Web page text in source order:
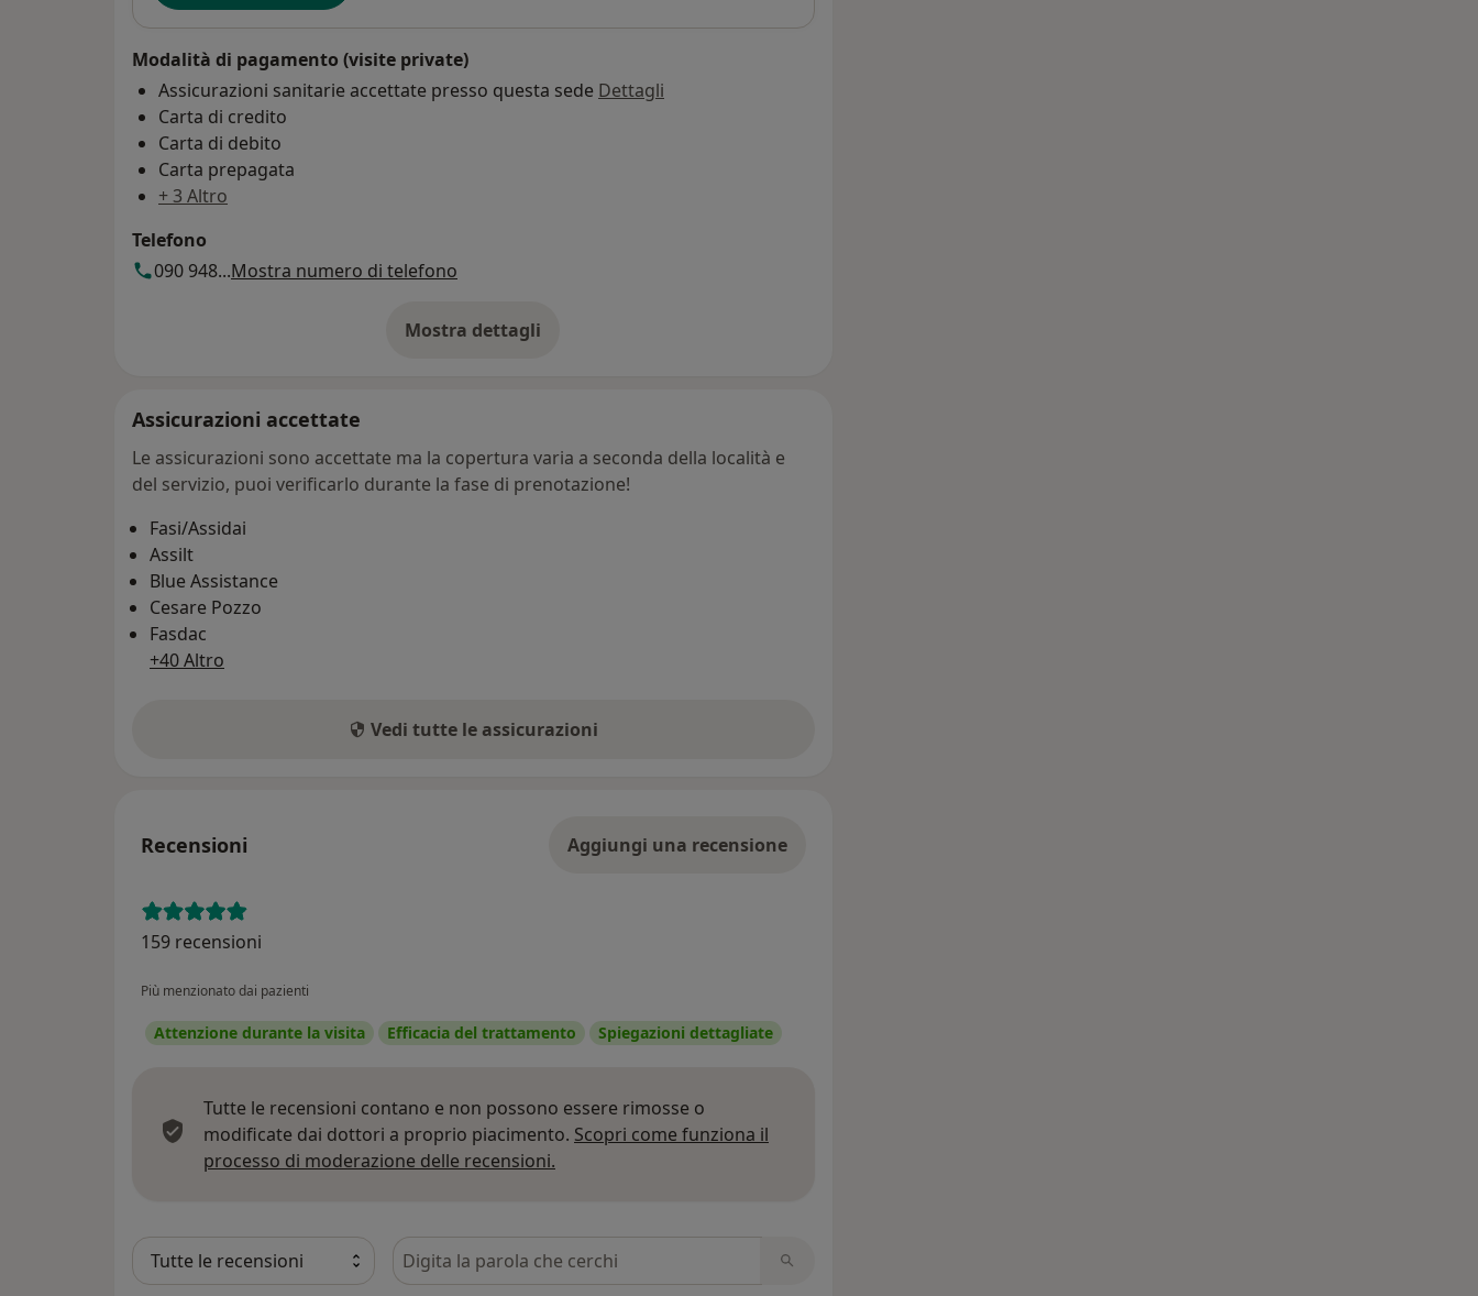
Modalità di pagamento (visite private)
Assicurazioni sanitarie accettate presso questa sede Dettagli
Carta di credito
Carta di debito
Carta prepagata
+ 3 Altro
Telefono
090 948...Mostra numero di telefono
Mostra dettagli
sull'indirizzo
Assicurazioni accettate
Le assicurazioni sono accettate ma la copertura varia a seconda della località e
del servizio, puoi verificarlo durante la fase di prenotazione!
Fasi/Assidai
Assilt
Blue Assistance
Cesare Pozzo
Fasdac
+40 Altro
Vedi tutte le assicurazioni
Recensioni Aggiungi una recensione
159 recensioni
Più menzionato dai pazienti
Attenzione durante la visita Efficacia del trattamento Spiegazioni dettagliate
Tutte le recensioni contano e non possono essere rimosse o
modificate dai dottori a proprio piacimento. Scopri come funziona il
processo di moderazione delle recensioni.
Cerca nelle recensioni